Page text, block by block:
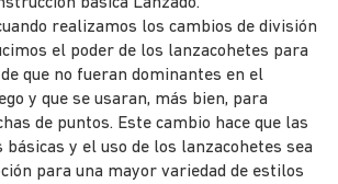
realizamos los cambios de división
el poder de los lanzacohetes para
que no fueran dominantes en el
y que se usaran, más bien, para
de puntos. Este cambio hace que las
básicas y el uso de los lanzacohetes sea
para una mayor variedad de estilos